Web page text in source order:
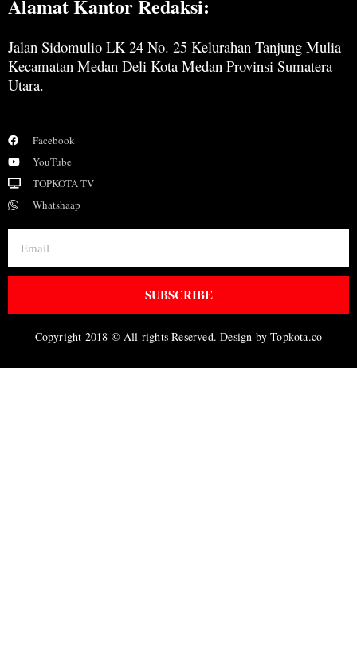
Alamat Kantor Redaksi:
Jalan Sidomulio LK 24 No. 25 Kelurahan Tanjung Mulia
Kecamatan Medan Deli Kota Medan Provinsi Sumatera
Utara.
Facebook
YouTube
TOPKOTA TV
Whatshaap
SUBSCRIBE
Copyright 2018 © All rights Reserved. Design by Topkota.co